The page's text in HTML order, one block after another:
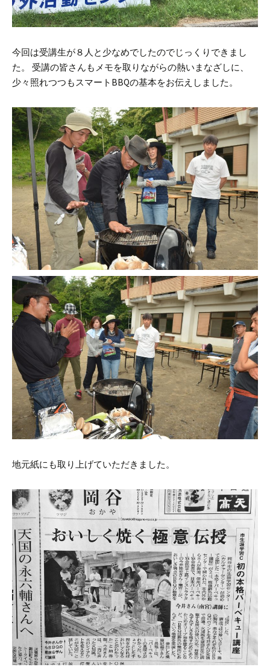
今回は受講生が８人と少なめでしたのでじっくりできまし
た。
受講の皆さんもメモを取りながらの熱いまなざしに、
少々照れつつもスマートBBQの基本をお伝えしました。
地元紙にも取り上げていただきました。